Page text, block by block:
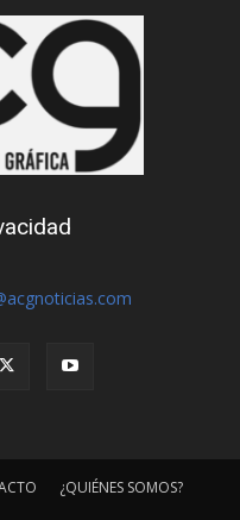
¿QUIÉNES SOMOS?